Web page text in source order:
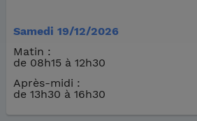
Samedi 19/12/2026
Matin :
de 08h15 à 12h30
Après-midi :
de 13h30 à 16h30